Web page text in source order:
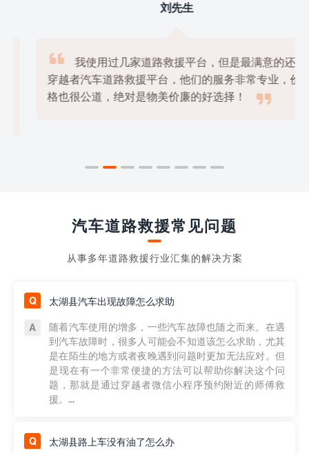
刘先生
我使用过几家道路救援平台，但是最满意的还是
穿越者汽车道路救援平台，他们的服务非常专业，价
格也很公道，绝对是物美价廉的好选择！

汽车道路救援常见问题
从事多年道路救援行业汇集的解决方案
太湖县汽车出现故障怎么求助
随着汽车使用的增多，一些汽车故障也随之而来。在遇
到汽车故障时，很多人可能会不知道该怎么求助，尤其
是在陌生的地方或者夜晚遇到问题时更加无法应对。但
是现在有一个非常便捷的方法可以帮助你解决这个问
题，那就是通过穿越者微信小程序预约附近的师傅救
援。...
太湖县路上车没有油了怎么办